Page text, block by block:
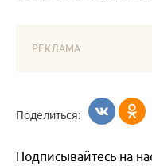
РЕКЛАМА
Поделиться:
Подписывайтесь на